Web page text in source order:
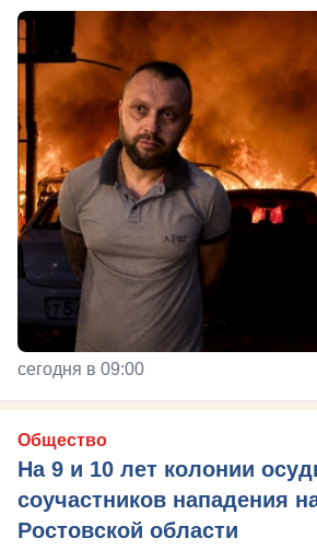
сегодня в 09:00
Общество
На 9 и 10 лет колонии
соучастников нападения
Ростовской области